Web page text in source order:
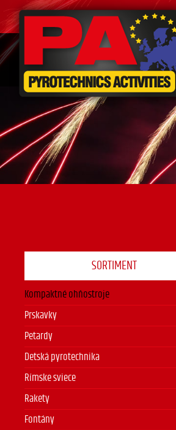
SORTIMENT
Kompaktné ohňostroje
Prskavky
Petardy
Detská pyrotechnika
Rímske sviece
Rakety
Fontány